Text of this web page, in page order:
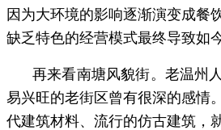
因为大环境的影响逐渐演变成餐
缺乏特色的经营模式最终导致如
再来看南塘风貌街。老温州
易兴旺的老街区曾有很深的感情
代建筑材料、流行的仿古建筑，